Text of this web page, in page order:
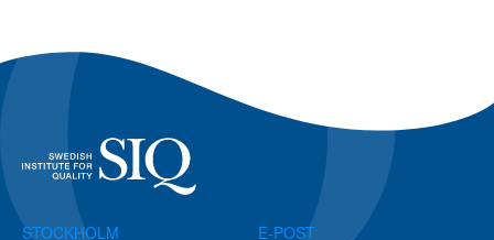
STOCKHOLM E-POST